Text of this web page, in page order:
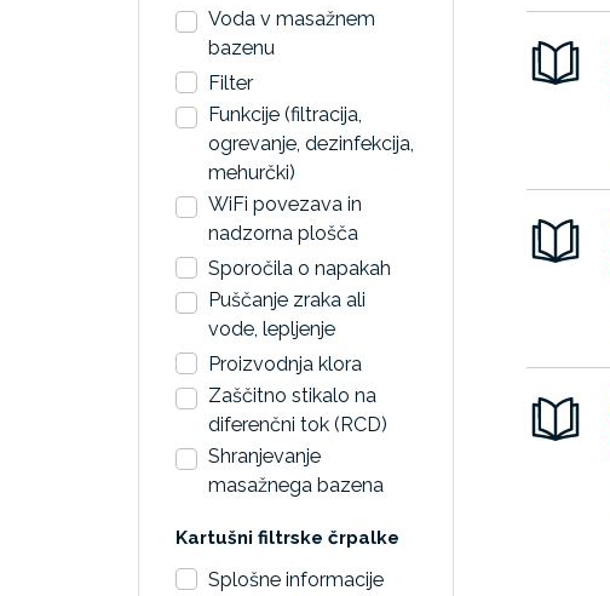
Voda v masažnem
bazenu
Filter
Funkcije (filtracija,
ogrevanje, dezinfekcija,
mehurčki)
WiFi povezava in
nadzorna plošča
Sporočila o napakah
Puščanje zraka ali
vode, lepljenje
Proizvodnja klora
Zaščitno stikalo na
diferenčni tok (RCD)
Shranjevanje
masažnega bazena
Kartušni filtrske črpalke
Splošne informacije